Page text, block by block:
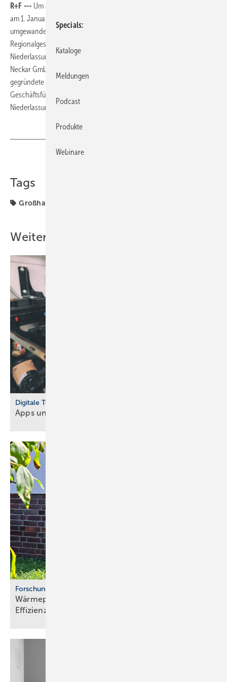
R+F --- Um die Nähe zum Kunden zu verstärken, hat Richter+Fren­zel
am 1. Januar 2013 14 Standorte in eigenständige GmbHs
umgewandelt. Im Januar 2014 folgten nun zwei weitere
Regionalgesellschaften. Mit dem Zusammenschluss der
Niederlassungen Büttelborn und Mannheim entstand die Rhein-Main-
Neckar GmbH mit Geschäftsführer Clemens Elbert (45). Für die neu
gegründete Fulda GmbH zeichnet Matthias Ziebahl (43) als
Geschäftsführer verantwortlich. Er leitet seit vier Jahren die
Niederlassung Fulda.
Tags
Großhandel
Weitere Inhalte
Digitale Tools
Apps und Soft­ware für Hand­werker und
Forschungsprojekt
Wärmepumpen im Altbau: Stu­die be­legt
Ef­fi­zi­enz
Specials
Kataloge
Meldungen
Podcast
Produkte
Webinare